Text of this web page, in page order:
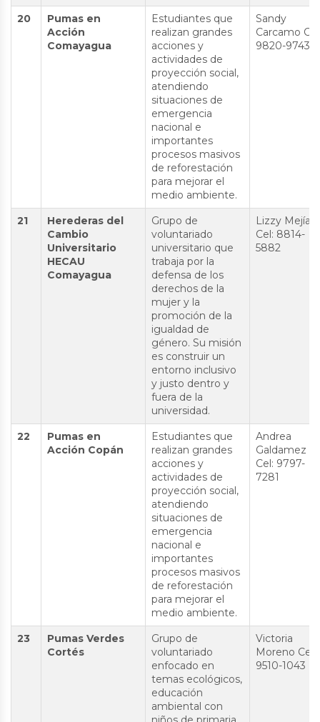
20
Pumas en
Acción
Comayagua
Estudiantes que
realizan grandes
acciones y
actividades de
proyección social,
atendiendo
situaciones de
emergencia
nacional e
importantes
procesos masivos
de reforestación
para mejorar el
medio ambiente.
Sandy
Carcamo
9820-9743
21
Herederas del
Cambio
Universitario
HECAU
Comayagua
Grupo de
voluntariado
universitario que
trabaja por la
defensa de los
derechos de la
mujer y la
promoción de la
igualdad de
género. Su misión
es construir un
entorno inclusivo
y justo dentro y
fuera de la
universidad.
Lizzy Mejía
Cel: 8814-
5882
22
Pumas en
Acción Copán
Estudiantes que
realizan grandes
acciones y
actividades de
proyección social,
atendiendo
situaciones de
emergencia
nacional e
importantes
procesos masivos
de reforestación
para mejorar el
medio ambiente.
Andrea
Galdamez
Cel: 9797-
7281
23
Pumas Verdes
Cortés
Grupo de
voluntariado
enfocado en
temas ecológicos,
educación
ambiental con
Victoria
Moreno Cel:
9510-1043